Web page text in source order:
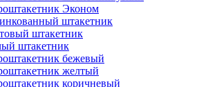
Эконом
штакетник
штакетник
штакетник
бежевый
желтый
коричневый